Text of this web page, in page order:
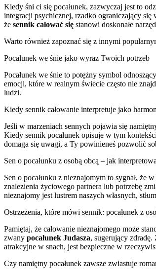
Kiedy śni ci się pocałunek, zazwyczaj jest to
integracji psychicznej, rzadko ograniczający się
że sennik całować się stanowi doskonałe
Warto również zapoznać się z innymi
Pocałunek we śnie jako wyraz Twoich potrzeb
Pocałunek we śnie to potężny symbol
emocji, które w realnym świecie często nie
ludzi.
Kiedy sennik całowanie interpretuje jako
Jeśli w marzeniach sennych pojawia się
Kiedy sennik pocałunek opisuje w tym
domaga się uwagi, a Ty powinieneś pozwolić
Sen o pocałunku z osobą obcą – jak
Sen o pocałunku z nieznajomym to sygnał, że
znalezienia życiowego partnera lub potrzebę
nieznajomy jest lustrem naszych własnych,
Ostrzeżenia, które mówi sennik: pocałunek z
Pamiętaj, że całowanie nieznajomego może
zwany pocałunek Judasza, sugerujący
atrakcyjne w snach, jest bezpieczne w
Czy namiętny pocałunek zawsze zwiastuje